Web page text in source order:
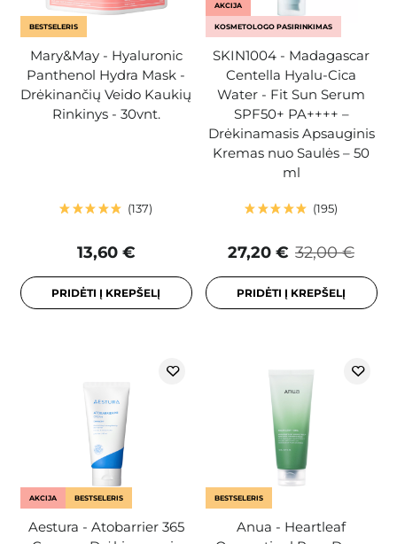
BESTSELERIS
Mary&May - Hyaluronic
Panthenol Hydra Mask -
Drėkinančių Veido Kaukių
Rinkinys - 30vnt.
137
13,60 €
PRIDĖTI Į KREPŠELĮ
AKCIJA
KOSMETOLOGO PASIRINKIMAS
SKIN1004 - Madagascar
Centella Hyalu-Cica
Water - Fit Sun Serum
SPF50+ PA++++ –
Drėkinamasis Apsauginis
Kremas nuo Saulės – 50
ml
195
32,00 €
27,20 €
PRIDĖTI Į KREPŠELĮ
AKCIJA BESTSELERIS
Aestura - Atobarrier 365
BESTSELERIS
Anua - Heartleaf